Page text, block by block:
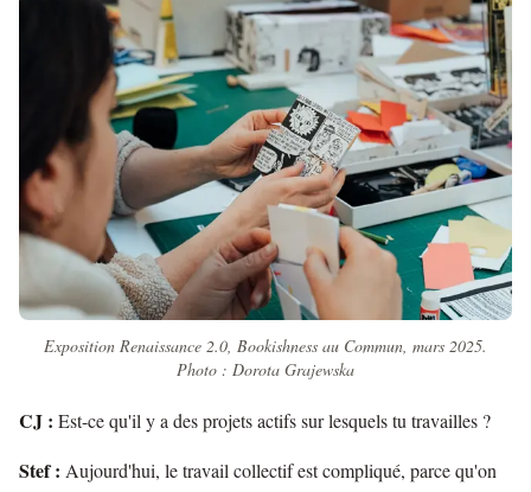
Exposition Renaissance 2.0, Bookishness au Commun, mars 2025.
Photo : Dorota Grajewska
CJ : Est-ce qu'il y a des projets actifs sur lesquels tu travailles ?
Stef : Aujourd'hui, le travail collectif est compliqué, parce qu'on